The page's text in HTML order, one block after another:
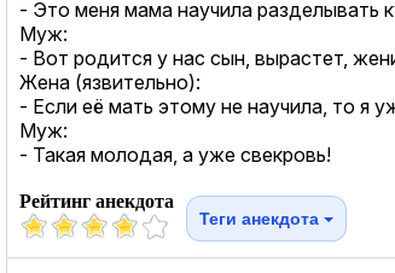
- Это меня мама научила разделывать
Муж:
- Вот родится у нас сын, вырастет,
Жена (язвительно):
- Если её мать этому не научила, то я
Муж:
- Такая молодая, а уже свекровь!
Рейтинг анекдота
Теги анекдота